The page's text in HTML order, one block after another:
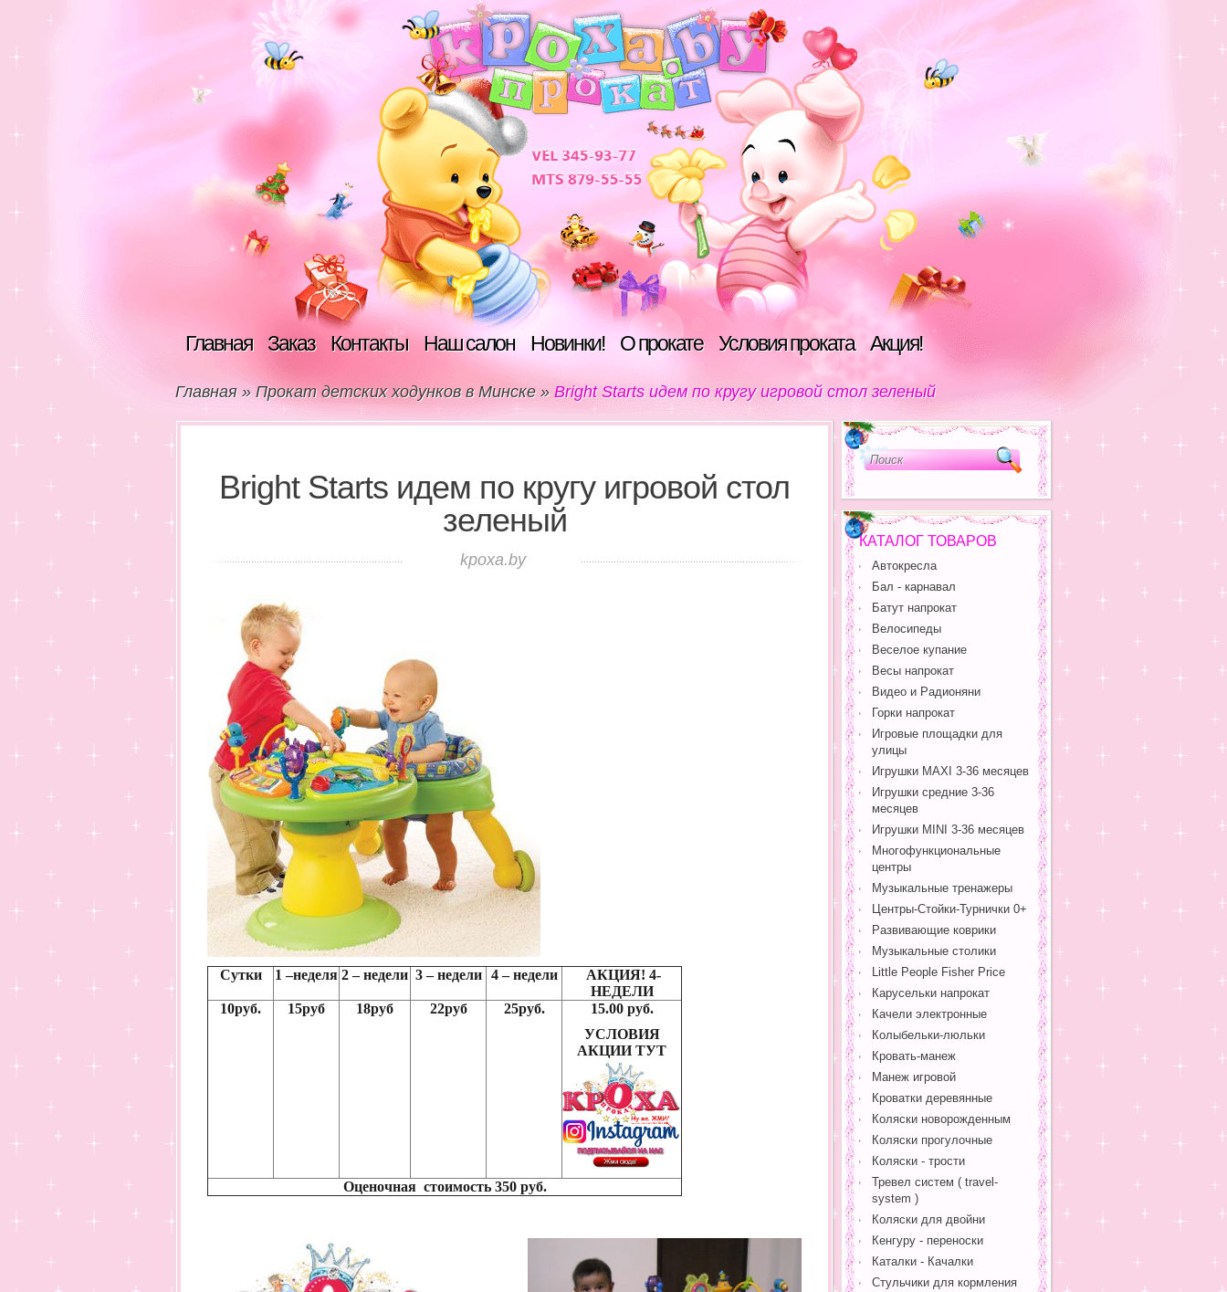
Главная Заказ Контакты Наш салон Новинки! О прокате Условия проката Акция!
Главная » Прокат детских ходунков в Минске » Bright Starts идем по кругу игровой стол зеленый
Bright Starts идем по кругу игровой стол
зеленый
kpoxa.by
Сутки 1 –неделя 2 – недели 3 – недели 4 – недели
АКЦИЯ! 4-
НЕДЕЛИ
10руб.
15руб 18руб 22руб 25руб.
15.00 руб.
УСЛОВИЯ
АКЦИИ ТУТ
Оценочная стоимость 350 руб.
КАТАЛОГ ТОВАРОВ
Автокресла
Бал - карнавал
Батут напрокат
Велосипеды
Веселое купание
Весы напрокат
Видео и Радионяни
Горки напрокат
Игровые площадки для
улицы
Игрушки MAXI 3-36 месяцев
Игрушки средние 3-36
месяцев
Игрушки MINI 3-36 месяцев
Многофункциональные
центры
Музыкальные тренажеры
Центры-Стойки-Турнички 0+
Развивающие коврики
Музыкальные столики
Little People Fisher Price
Карусельки напрокат
Качели электронные
Колыбельки-люльки
Кровать-манеж
Манеж игровой
Кроватки деревянные
Коляски новорожденным
Коляски прогулочные
Коляски - трости
Тревел систем ( travel-
system )
Коляски для двойни
Кенгуру - переноски
Каталки - Качалки
Стульчики для кормления